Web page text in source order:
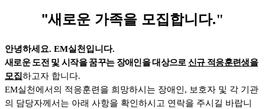
"새로운 가족을 모집합니다."
안녕하세요. EM실천입니다.
새로운 도전 및 시작을 꿈꾸는 장애인을 대상으로 신규 적응훈련생을
모집하고자 합니다.
EM실천에서의 적응훈련을 희망하시는 장애인 , 보호자 및 각 기관
의 담당자께서는 아래 사항을 확인하시고 연락을 주시길 바랍니